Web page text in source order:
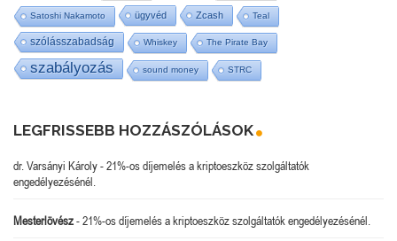
Satoshi Nakamoto ügyvéd Zcash Teal
szólásszabadság Whiskey The Pirate Bay
szabályozás sound money STRC
LEGFRISSEBB HOZZÁSZÓLÁSOK
dr. Varsányi Károly-21%-os díjemelés a kriptoeszköz szolgáltatók
engedélyezésénél.
Mesterlövész-21%-os díjemelés a kriptoeszköz szolgáltatók engedélyezésénél.